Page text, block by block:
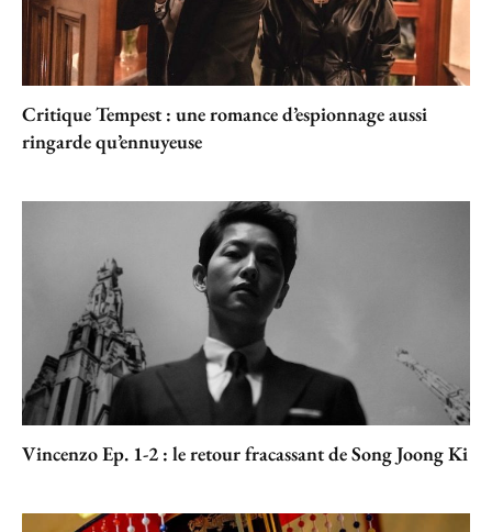
Critique Tempest : une romance d’espionnage aussi
ringarde qu’ennuyeuse
Vincenzo Ep. 1-2 : le retour fracassant de Song Joong Ki